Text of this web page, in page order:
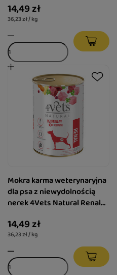
14,49 zł
36,23 zł / kg
Mokra karma weterynaryjna
dla psa z niewydolnością
nerek 4Vets Natural Renal
14,49 zł
36,23 zł / kg